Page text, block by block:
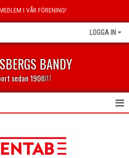
I VÅR FÖRENING!
LOGGA IN
BANDY
sedan 1906U17